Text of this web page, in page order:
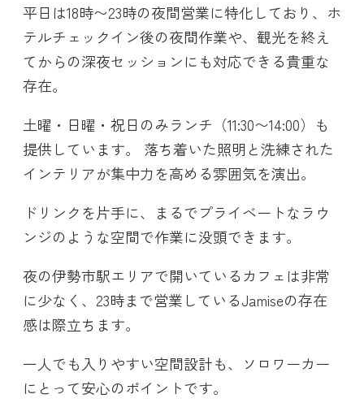
平日は18時〜23時の夜間営業に特化しており、ホ
テルチェックイン後の夜間作業や、観光を終え
てからの深夜セッションにも対応できる貴重な
存在。
土曜・日曜・祝日のみランチ（11:30〜14:00）も
提供しています。 落ち着いた照明と洗練された
インテリアが集中力を高める雰囲気を演出。
ドリンクを片手に、まるでプライベートなラウ
ンジのような空間で作業に没頭できます。
夜の伊勢市駅エリアで開いているカフェは非常
に少なく、23時まで営業しているJamiseの存在
感は際立ちます。
一人でも入りやすい空間設計も、ソロワーカー
にとって安心のポイントです。